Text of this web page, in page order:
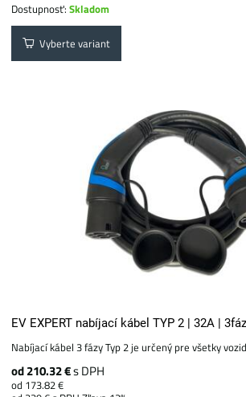
Dostupnosť:Skladom
Vyberte variant
EV EXPERT nabíjací kábel TYP 2 | 32A |
Nabíjací kábel 3 fázy Typ 2 je určený pre všetky
od 210.32 €s DPH
od 173.82 €